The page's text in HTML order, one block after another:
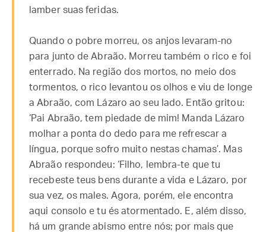
lamber suas feridas.
Quando o pobre morreu, os anjos levaram-no
para junto de Abraão. Morreu também o rico e foi
enterrado. Na região dos mortos, no meio dos
tormentos, o rico levantou os olhos e viu de longe
a Abraão, com Lázaro ao seu lado. Então gritou:
‘Pai Abraão, tem piedade de mim! Manda Lázaro
molhar a ponta do dedo para me refrescar a
língua, porque sofro muito nestas chamas’. Mas
Abraão respondeu: ‘Filho, lembra-te que tu
recebeste teus bens durante a vida e Lázaro, por
sua vez, os males. Agora, porém, ele encontra
aqui consolo e tu és atormentado. E, além disso,
há um grande abismo entre nós; por mais que